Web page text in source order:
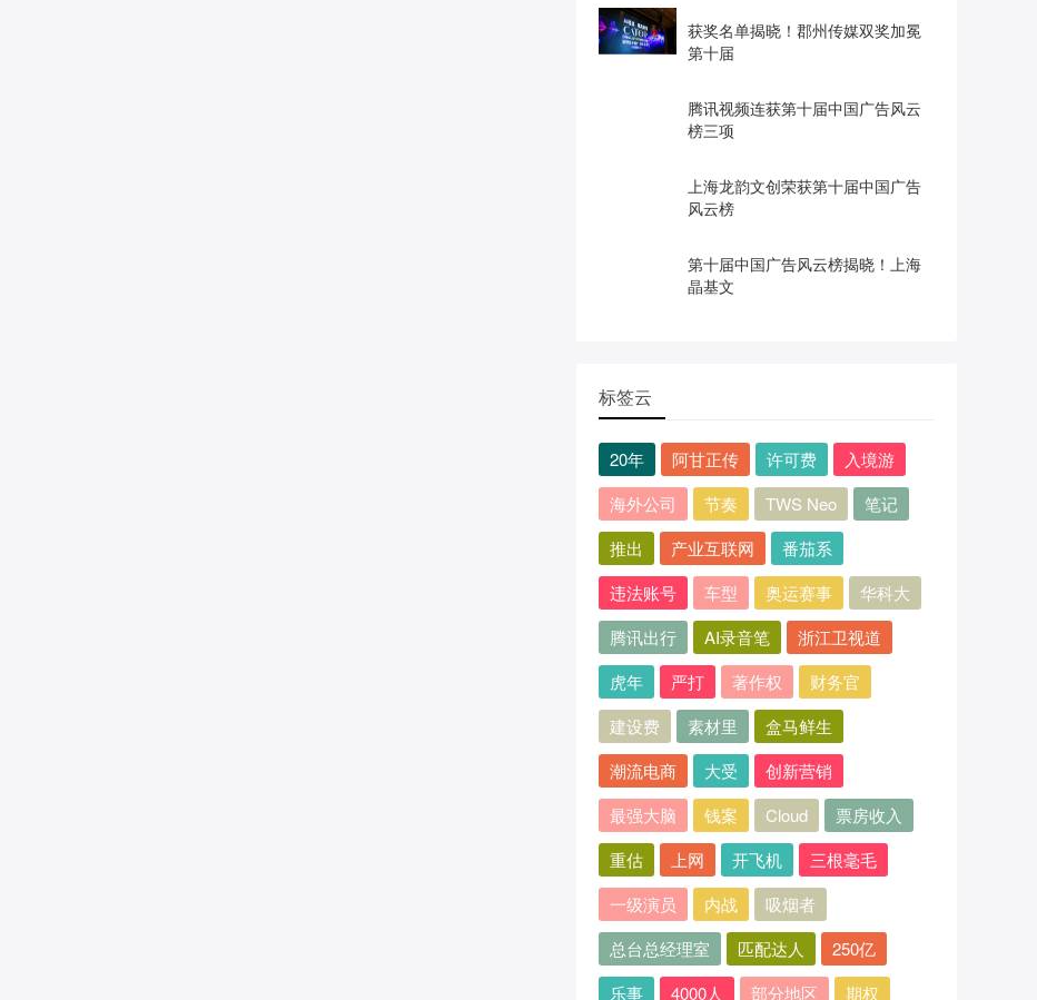
获奖名单揭晓！郡州传媒双奖加冕
第十届
腾讯视频连获第十届中国广告风云
榜三项
上海龙韵文创荣获第十届中国广告
风云榜
第十届中国广告风云榜揭晓！上海
晶基文
标签云
20年 阿甘正传 许可费
入境游
海外公司
节奏 TWS Neo
笔记
推出
产业互联网
番茄系
违法账号
车型 奥运赛事
华科大
腾讯出行
AI录音笔
浙江卫视道
虎年
严打 著作权
财务官
建设费
素材里
盒马鲜生
潮流电商
大受
创新营销
最强大脑
钱案 Cloud
票房收入
重估
上网 开飞机
三根毫毛
一级演员
内战
吸烟者
总台总经理室
匹配达人
250亿
乐事
4000人 部分地区
期权